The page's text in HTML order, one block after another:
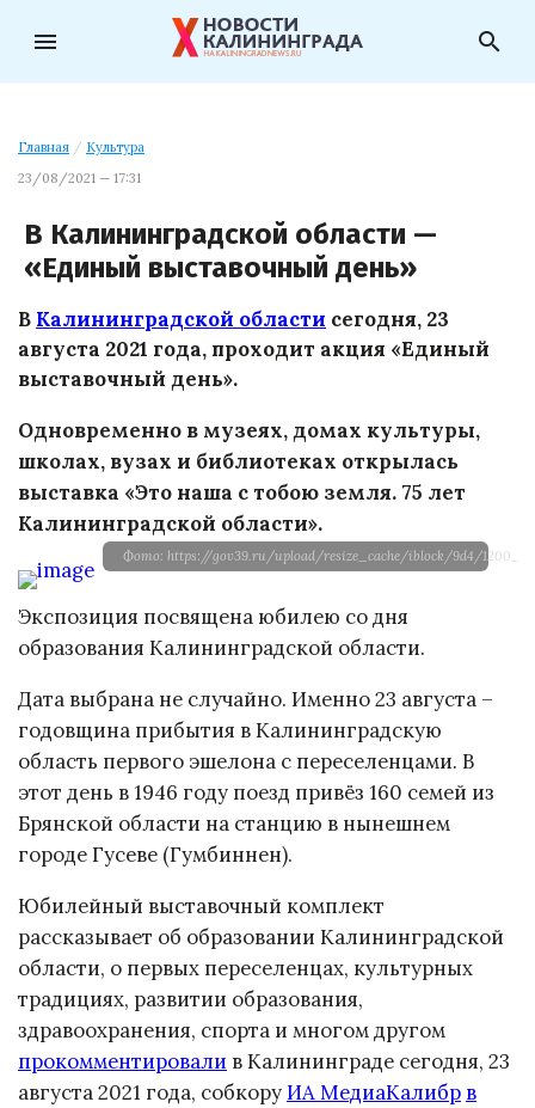
menu search
Главная / Культура
23/08/2021 — 17:31
В Калининградской области —
«Единый выставочный день»
В Калининградской области сегодня, 23
августа 2021 года, проходит акция «Единый
выставочный день».
Одновременно в музеях, домах культуры,
школах, вузах и библиотеках открылась
выставка «Это наша с тобою земля. 75 лет
Калининградской области».
Фото: https://gov39.ru/upload/resize_cache/iblock/9d4/
Экспозиция посвящена юбилею со дня
образования Калининградской области.
Дата выбрана не случайно. Именно 23 августа –
годовщина прибытия в Калининградскую
область первого эшелона с переселенцами. В
этот день в 1946 году поезд привёз 160 семей из
Брянской области на станцию в нынешнем
городе Гусеве (Гумбиннен).
Юбилейный выставочный комплект
рассказывает об образовании Калининградской
области, о первых переселенцах, культурных
традициях, развитии образования,
здравоохранения, спорта и многом другом
прокомментировали в Калининграде сегодня, 23
августа 2021 года, собкоруИА МедиаКалибр в